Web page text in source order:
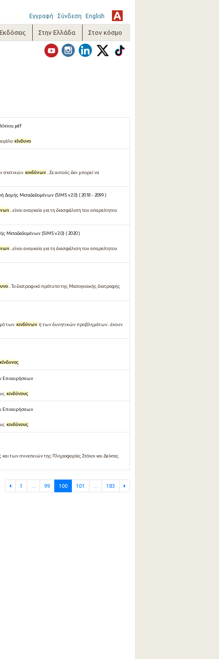
Εγγραφή Σύνδεση English
Στην Ελλάδα Στον κόσμο
κίνδυνο
σχετικών κινδύνων ...Σε αυτούς δεν μπορεί να
Δομής Μεταδεδομένων (SIMS v2.0) ( 2018 - 2099 )
...είναι αναγκαία για τη διασφάλιση του απαραίτητου
Μεταδεδομένων (SIMS v2.0) ( 2020 )
...είναι αναγκαία για τη διασφάλιση του απαραίτητου
...Το διατροφικό πρότυπο της Μεσογειακής διατροφής
των κινδύνων ή των δυνητικών προβλημάτων...έχουν
κίνδυνος
Επιχειρήσεων
κινδύνους
Επιχειρήσεων
κινδύνους
των συνεπειών της Πληροφορίες Στόχοι και Δείκτες
1 99 100 101 183